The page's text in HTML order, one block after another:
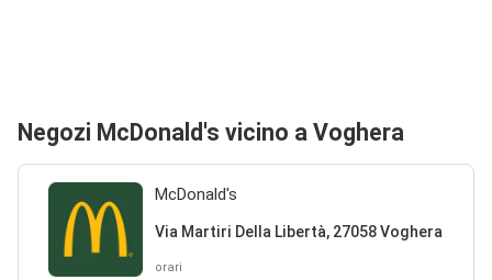
Negozi McDonald's vicino a Voghera
McDonald's
Via Martiri Della Libertà, 27058 Voghera
orari